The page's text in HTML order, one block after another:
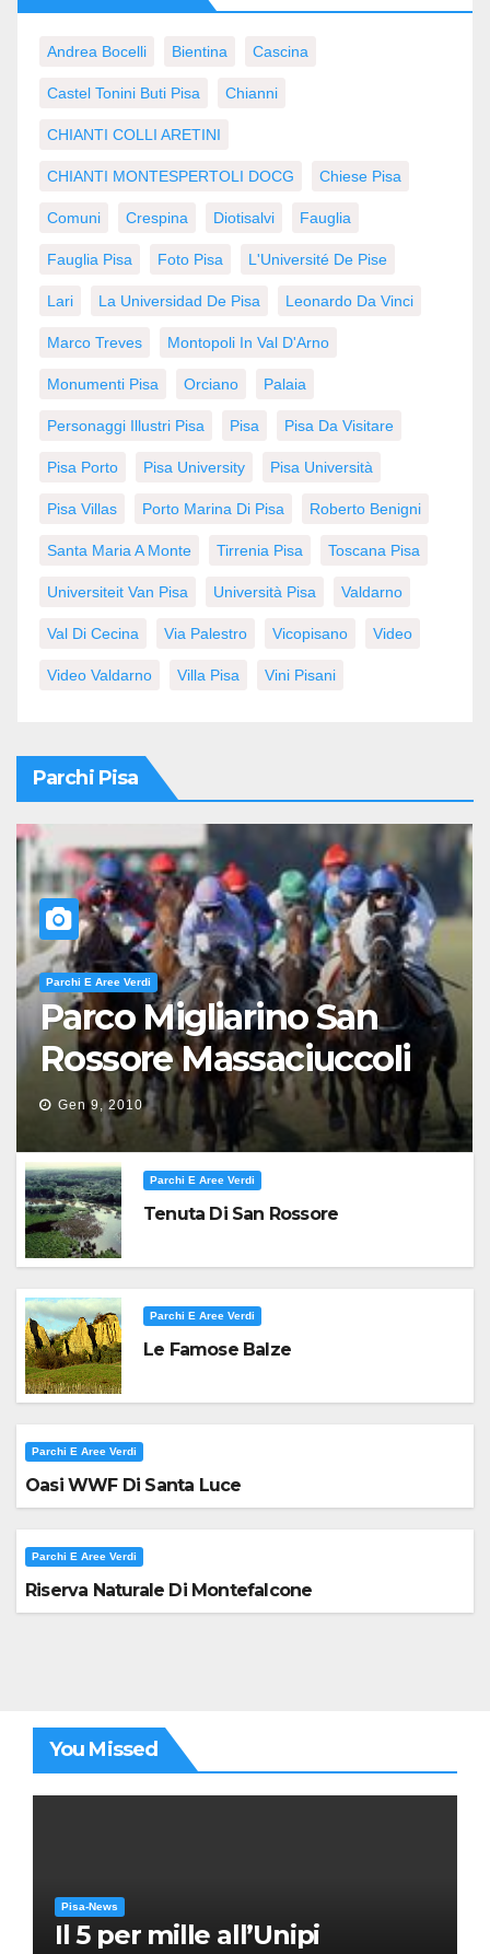
Andrea Bocelli Bientina Cascina
Castel Tonini Buti Pisa Chianni
CHIANTI COLLI ARETINI
CHIANTI MONTESPERTOLI DOCG Chiese Pisa
Comuni Crespina Diotisalvi Fauglia
Fauglia Pisa Foto Pisa L'Université De Pise
Lari La Universidad De Pisa Leonardo Da Vinci
Marco Treves Montopoli In Val D'Arno
Monumenti Pisa Orciano Palaia
Personaggi Illustri Pisa Pisa Pisa Da Visitare
Pisa Porto Pisa University Pisa Università
Pisa Villas Porto Marina Di Pisa Roberto Benigni
Santa Maria A Monte Tirrenia Pisa Toscana Pisa
Universiteit Van Pisa Università Pisa Valdarno
Val Di Cecina Via Palestro Vicopisano Video
Video Valdarno Villa Pisa Vini Pisani
Parchi Pisa
Parchi E Aree Verdi
Parco Migliarino San
Rossore Massaciuccoli
Gen 9, 2010
Parchi E Aree Verdi
Tenuta Di San Rossore
Parchi E Aree Verdi
Le Famose Balze
Parchi E Aree Verdi
Oasi WWF Di Santa Luce
Parchi E Aree Verdi
Riserva Naturale Di Montefalcone
You Missed
Pisa-News
Il 5 per mille all’Unipi